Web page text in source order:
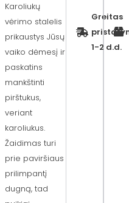
Karoliukų
vėrimo stalelis
prikaustys Jūsų
vaiko dėmesį ir
paskatins
mankštinti
pirštukus,
veriant
karoliukus.
Žaidimas turi
prie paviršiaus
prilimpantį
dugną, tad
Greitas
1-2 d.d.